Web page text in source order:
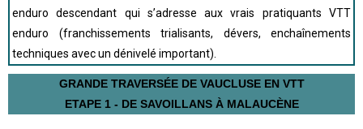
enduro descendant qui s’adresse aux vrais pratiquants VTT
enduro (franchissements trialisants, dévers, enchaînements
techniques avec un dénivelé important).
GRANDE TRAVERSÉE DE VAUCLUSE EN VTT
ETAPE 1 - DE SAVOILLANS À MALAUCÈNE